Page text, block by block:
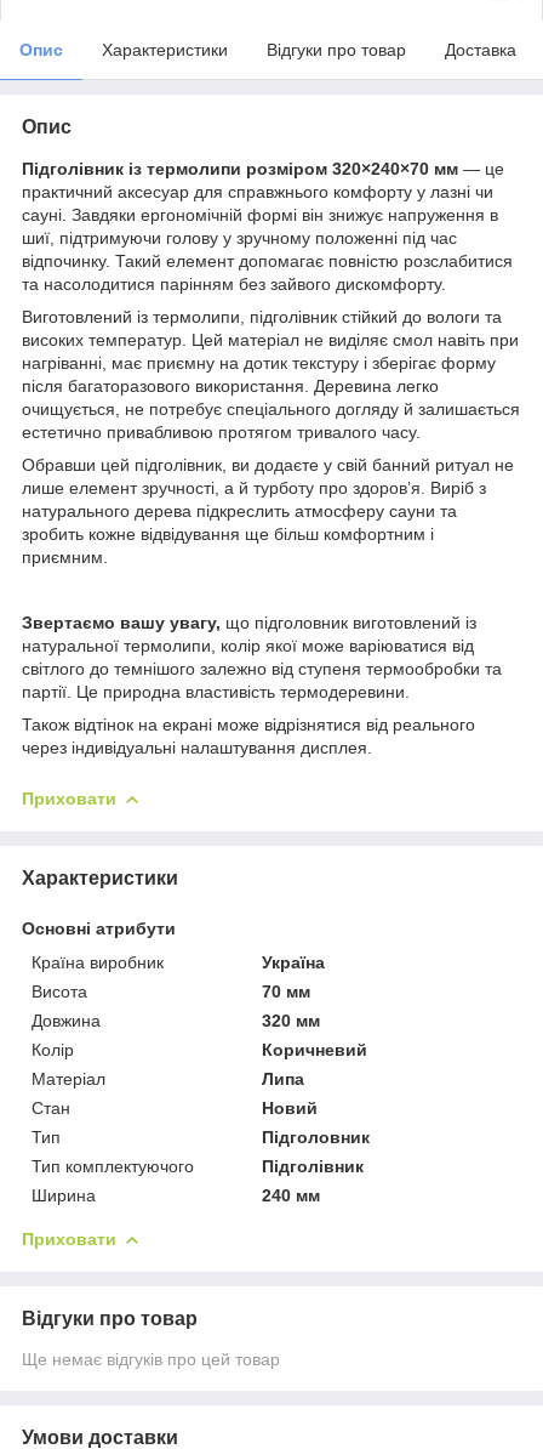
Опис Характеристики Відгуки про товар Доставка
Опис
Підголівник із термолипи розміром 320×240×70 мм — це
практичний аксесуар для справжнього комфорту у лазні чи
сауні. Завдяки ергономічній формі він знижує напруження в
шиї, підтримуючи голову у зручному положенні під час
відпочинку. Такий елемент допомагає повністю розслабитися
та насолодитися парінням без зайвого дискомфорту.
Виготовлений із термолипи, підголівник стійкий до вологи та
високих температур. Цей матеріал не виділяє смол навіть при
нагріванні, має приємну на дотик текстуру і зберігає форму
після багаторазового використання. Деревина легко
очищується, не потребує спеціального догляду й залишається
естетично привабливою протягом тривалого часу.
Обравши цей підголівник, ви додаєте у свій банний ритуал не
лише елемент зручності, а й турботу про здоров’я. Виріб з
натурального дерева підкреслить атмосферу сауни та
зробить кожне відвідування ще більш комфортним і
приємним.
Звертаємо вашу увагу, що підголовник виготовлений із
натуральної термолипи, колір якої може варіюватися від
світлого до темнішого залежно від ступеня термообробки та
партії. Це природна властивість термодеревини.
Також відтінок на екрані може відрізнятися від реального
через індивідуальні налаштування дисплея.
Приховати
Характеристики
Основні атрибути
Країна виробник
Україна
Висота
70 мм
Довжина
320 мм
Колір
Коричневий
Матеріал
Липа
Стан
Новий
Тип
Підголовник
Тип комплектуючого
Підголівник
Ширина
240 мм
Приховати
Відгуки про товар
Ще немає відгуків про цей товар
Умови доставки